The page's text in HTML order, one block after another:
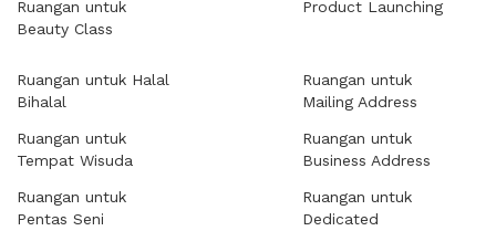
Ruangan untuk
Beauty Class
Product Launching
Ruangan untuk Halal
Bihalal
Ruangan untuk
Tempat Wisuda
Ruangan untuk
Pentas Seni
Ruangan untuk
Mailing Address
Ruangan untuk
Business Address
Ruangan untuk
Dedicated